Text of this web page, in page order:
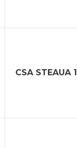
CSA STEAUA 1